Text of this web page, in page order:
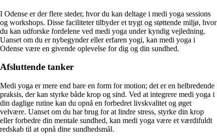
I Odense er der flere steder, hvor du kan deltage i medi yoga sessions
og workshops. Disse faciliteter tilbyder et trygt og støttende miljø, hvor
du kan udforske fordelene ved medi yoga under kyndig vejledning.
Uanset om du er nybegynder eller erfaren yogi, kan medi yoga i
Odense være en givende oplevelse for dig og din sundhed.
Afsluttende tanker
Medi yoga er mere end bare en form for motion; det er en helbredende
praksis, der kan styrke både krop og sind. Ved at integrere medi yoga i
din daglige rutine kan du opnå en forbedret livskvalitet og øget
velvære. Uanset om du har brug for at lindre stress, styrke din krop
eller forbedre din mentale sundhed, kan medi yoga være et værdifuldt
redskab til at opnå dine sundhedsmål.